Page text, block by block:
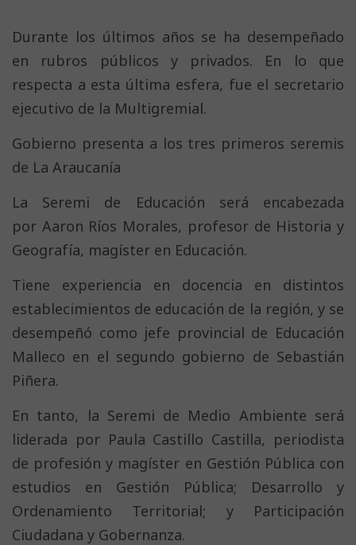
Durante los últimos años se ha desempeñado
en rubros públicos y privados. En lo que
respecta a esta última esfera, fue el secretario
ejecutivo de la Multigremial.
Gobierno presenta a los tres primeros seremis
de La Araucanía
La Seremi de Educación será encabezada
por Aaron Ríos Morales, profesor de Historia y
Geografía, magíster en Educación.
Tiene experiencia en docencia en distintos
establecimientos de educación de la región, y se
desempeñó como jefe provincial de Educación
Malleco en el segundo gobierno de Sebastián
Piñera.
En tanto, la Seremi de Medio Ambiente será
liderada por Paula Castillo Castilla, periodista
de profesión y magíster en Gestión Pública con
estudios en Gestión Pública; Desarrollo y
Ordenamiento Territorial; y Participación
Ciudadana y Gobernanza.